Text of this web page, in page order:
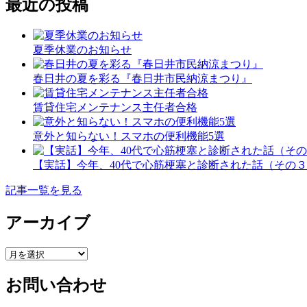
最近の投稿
夏季休業のお知らせ
春日井の夏を彩る『春日井市民納涼まつり』
賃貸住宅メンテナンス主任者合格
意外と知らない！スマホの便利機能5選
【実話】今年、40代で心筋梗塞と診断された話（その
記事一覧を見る
アーカイブ
ア
カ
イ
お問い合わせ